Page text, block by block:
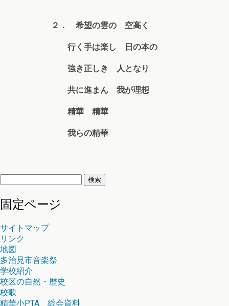
２． 希望の雲の 空高く
行く手は楽し 日の本の
強き正しき 人となり
共に進まん 我が理想
精華 精華
我らの精華
検
固定ページ
サイトマップ
リンク
地図
多治見市音楽祭
学校紹介
校区の自然・歴史
校歌
精華小PTA 総会資料